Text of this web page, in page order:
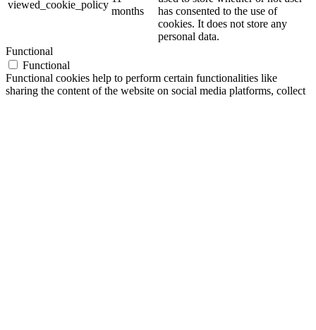
viewed_cookie_policy
months
has consented to the use of
cookies. It does not store any
personal data.
Functional
Functional
Functional cookies help to perform certain functionalities like
sharing the content of the website on social media platforms, collect